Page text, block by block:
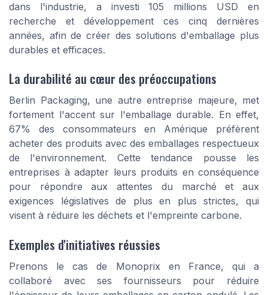
dans l'industrie, a investi 105 millions USD en
recherche et développement ces cinq dernières
années, afin de créer des solutions d'emballage plus
durables et efficaces.
La durabilité au cœur des préoccupations
Berlin Packaging, une autre entreprise majeure, met
fortement l'accent sur l'emballage durable. En effet,
67% des consommateurs en Amérique préfèrent
acheter des produits avec des emballages respectueux
de l'environnement. Cette tendance pousse les
entreprises à adapter leurs produits en conséquence
pour répondre aux attentes du marché et aux
exigences législatives de plus en plus strictes, qui
visent à réduire les déchets et l'empreinte carbone.
Exemples d'initiatives réussies
Prenons le cas de Monoprix en France, qui a
collaboré avec ses fournisseurs pour réduire